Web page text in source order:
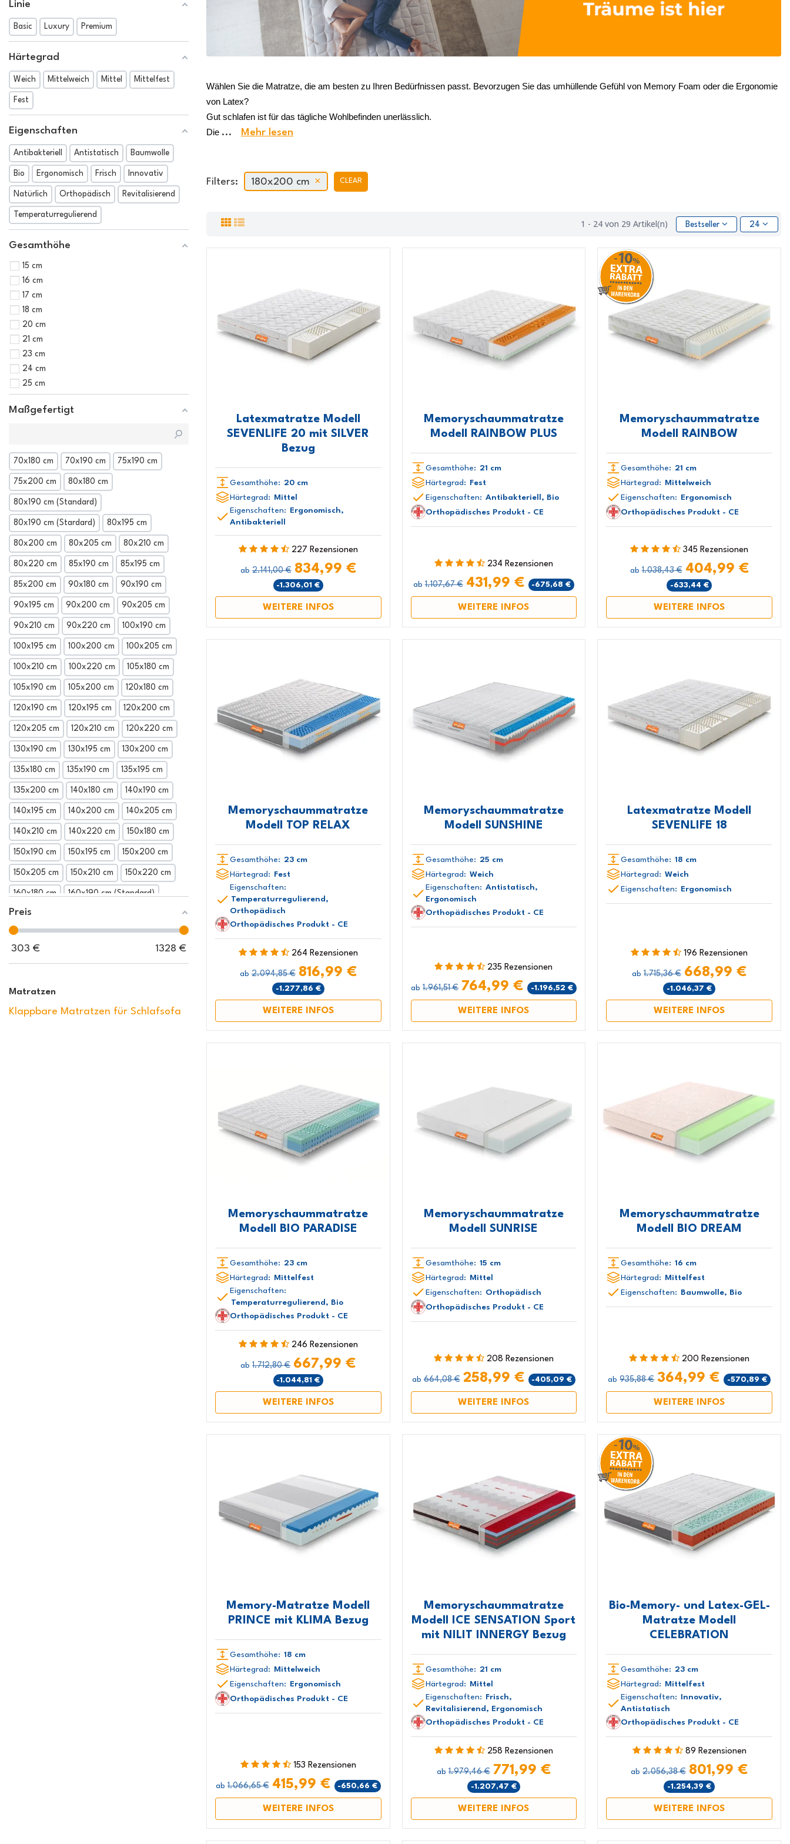
Wählen Sie die Matratze, die am besten zu Ihren Bedürfnissen passt. Bevorzugen Sie das umhüllende Gefühl von Memory Foam oder die Ergonomie
von Latex?
Gut schlafen ist für das tägliche Wohlbefinden unerlässlich.
Die ... Mehr lesen
Filters: CLEAR
180x200 cm
1 - 24 von 29 Artikel(n) Bestseller 24
Latexmatratze Modell
SEVENLIFE 20 mit SILVER
Bezug
Gesamthöhe: 20 cm
Härtegrad: Mittel
Eigenschaften:
Ergonomisch,
Antibakteriell
227 Rezensionen
ab 2.141,00 € 834,99 €
-1.306,01 €
WEITERE INFOS
Memoryschaummatratze
Modell RAINBOW PLUS
Gesamthöhe: 21 cm
Härtegrad: Fest
Eigenschaften: Antibakteriell, Bio
Orthopädisches Produkt - CE
234 Rezensionen
ab 1.107,67 € 431,99 € -675,68 €
WEITERE INFOS
Memoryschaummatratze
Modell RAINBOW
Gesamthöhe: 21 cm
Härtegrad: Mittelweich
Eigenschaften: Ergonomisch
Orthopädisches Produkt - CE
345 Rezensionen
ab 1.038,43 € 404,99 €
-633,44 €
WEITERE INFOS
Memoryschaummatratze
Modell TOP RELAX
Gesamthöhe: 23 cm
Härtegrad: Fest
Eigenschaften:
Temperaturregulierend,
Orthopädisch
Orthopädisches Produkt - CE
264 Rezensionen
ab 2.094,85 € 816,99 €
-1.277,86 €
WEITERE INFOS
Memoryschaummatratze
Modell SUNSHINE
Gesamthöhe: 25 cm
Härtegrad: Weich
Eigenschaften: Antistatisch,
Ergonomisch
Orthopädisches Produkt - CE
235 Rezensionen
ab 1.961,51 € 764,99 € -1.196,52 €
WEITERE INFOS
Latexmatratze Modell
SEVENLIFE 18
Gesamthöhe: 18 cm
Härtegrad: Weich
Eigenschaften: Ergonomisch
196 Rezensionen
ab 1.715,36 € 668,99 €
-1.046,37 €
WEITERE INFOS
Memoryschaummatratze
Modell BIO PARADISE
Gesamthöhe: 23 cm
Härtegrad: Mittelfest
Eigenschaften:
Temperaturregulierend, Bio
Orthopädisches Produkt - CE
246 Rezensionen
ab 1.712,80 € 667,99 €
-1.044,81 €
WEITERE INFOS
Memoryschaummatratze
Modell SUNRISE
Gesamthöhe: 15 cm
Härtegrad: Mittel
Eigenschaften: Orthopädisch
Orthopädisches Produkt - CE
208 Rezensionen
ab 664,08 € 258,99 € -405,09 €
WEITERE INFOS
Memoryschaummatratze
Modell BIO DREAM
Gesamthöhe: 16 cm
Härtegrad: Mittelfest
Eigenschaften: Baumwolle, Bio
200 Rezensionen
ab 935,88 € 364,99 € -570,89 €
WEITERE INFOS
Memory-Matratze Modell
PRINCE mit KLIMA Bezug
Gesamthöhe: 18 cm
Härtegrad: Mittelweich
Eigenschaften: Ergonomisch
Orthopädisches Produkt - CE
153 Rezensionen
ab 1.066,65 € 415,99 € -650,66 €
WEITERE INFOS
Memoryschaummatratze
Modell ICE SENSATION Sport
mit NILIT INNERGY Bezug
Gesamthöhe: 21 cm
Härtegrad: Mittel
Eigenschaften:
Frisch,
Revitalisierend, Ergonomisch
Orthopädisches Produkt - CE
258 Rezensionen
ab 1.979,46 € 771,99 €
-1.207,47 €
WEITERE INFOS
Bio-Memory- und Latex-GEL-
Matratze Modell
CELEBRATION
Gesamthöhe: 23 cm
Härtegrad: Mittelfest
Eigenschaften:
Innovativ,
Antistatisch
Orthopädisches Produkt - CE
89 Rezensionen
ab 2.056,38 € 801,99 €
-1.254,39 €
WEITERE INFOS
Linie
Basic Luxury Premium
Härtegrad
Weich Mittelweich Mittel Mittelfest
Fest
Eigenschaften
Antibakteriell Antistatisch Baumwolle
Bio Ergonomisch Frisch Innovativ
Natürlich Orthopädisch Revitalisierend
Temperaturregulierend
Gesamthöhe
15 cm
16 cm
17 cm
18 cm
20 cm
21 cm
23 cm
24 cm
25 cm
Maßgefertigt
70x180 cm 70x190 cm 75x190 cm
75x200 cm 80x180 cm
80x190 cm (Standard)
80x190 cm (Stardard) 80x195 cm
80x200 cm 80x205 cm 80x210 cm
80x220 cm 85x190 cm 85x195 cm
85x200 cm 90x180 cm 90x190 cm
90x195 cm 90x200 cm 90x205 cm
90x210 cm 90x220 cm 100x190 cm
100x195 cm 100x200 cm 100x205 cm
100x210 cm 100x220 cm 105x180 cm
105x190 cm 105x200 cm 120x180 cm
120x190 cm 120x195 cm 120x200 cm
120x205 cm 120x210 cm 120x220 cm
130x190 cm 130x195 cm 130x200 cm
135x180 cm 135x190 cm 135x195 cm
135x200 cm 140x180 cm 140x190 cm
140x195 cm 140x200 cm 140x205 cm
140x210 cm 140x220 cm 150x180 cm
150x190 cm 150x195 cm 150x200 cm
150x205 cm 150x210 cm 150x220 cm
160x180 cm 160x190 cm (Standard)
160x195 cm
160x210 cm 160x220 cm 165x190 cm
170x195 cm
170x210 cm 170x220 cm 180x180 cm
Preis
303 € 1328 €
Matratzen
Klappbare Matratzen für Schlafsofa